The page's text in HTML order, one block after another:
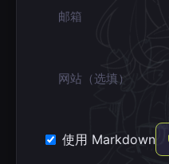
邮箱
网站
使用 Markdown